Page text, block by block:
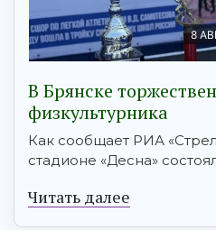
8
В Брянске
физкультурника
Как сообщает РИА
стадионе «Десна»
Читать далее